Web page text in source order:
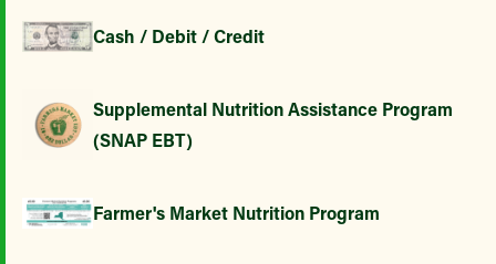
Cash / Debit / Credit
Supplemental Nutrition Assistance Program
(SNAP EBT)
Farmer's Market Nutrition Program